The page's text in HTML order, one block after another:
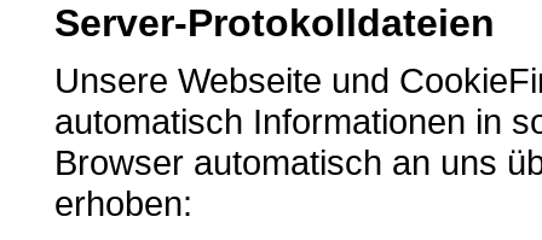
Server-Protokolldateien
Unsere Webseite und
automatisch Informationen in
Browser automatisch an uns
erhoben: